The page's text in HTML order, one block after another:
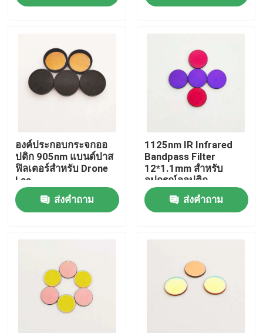
วิดีโอ
ทัวร์โรงงาน
ควบคุมคุณภาพ
ติดต่อเรา
เครื่องกรองแผงไฟฟ้า
องค์ประกอบกระจกออ
ปติก 905nm แบนด์ปาส
ฟิลเตอร์สําหรับ Drone
Las
ส่งคำถาม
1125nm IR Infrared
Bandpass Filter
12*1.1mm สําหรับ
อุปกรณ์ออปติก
ส่งคำถาม